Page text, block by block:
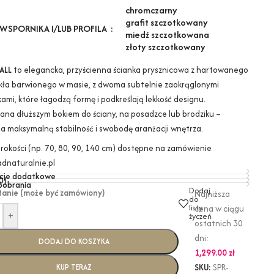
I/LUB PROFILA
chromczarny
grafit szczotkowany
miedź szczotkowana
złoty szczotkowany
to elegancka, przyścienna ścianka prysznicowa z hartowanego
barwionego w masie, z dwoma subtelnie zaokrąglonymi
które łagodzą formę i podkreślają lekkość designu.
dłuższym bokiem do ściany, na posadzce lub brodziku –
maksymalną stabilność i swobodę aranżacji wnętrza.
(np. 70, 80, 90, 140 cm) dostępne na zamówienie
dodatkowe
(może być zamówiony)
+
DODAJ DO KOSZYKA
KUP TERAZ
Dodaj
do
listy
życzeń
Najniższa
cena w ciągu
ostatnich 30
dni:
1,299.00 zł
SKU:SPR-